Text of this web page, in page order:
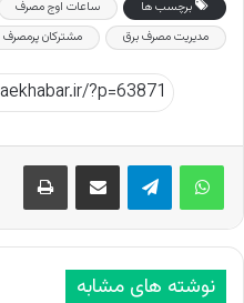
برچسب ها ساعات اوج مصرف
مدیریت مصرف برق
مشترکان پرمصرف
اشتراک گذاری از طریق ایمیل چاپ
نوشته های مشابه